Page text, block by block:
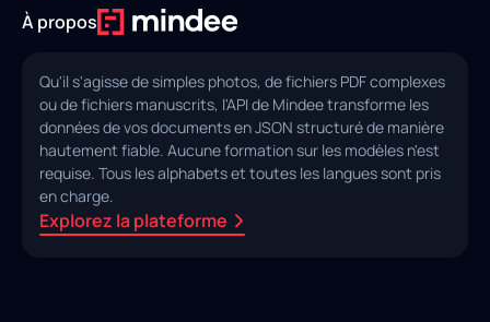
À propos
Qu'il s'agisse de simples photos, de fichiers PDF complexes
ou de fichiers manuscrits, l'API de Mindee transforme les
données de vos documents en JSON structuré de manière
hautement fiable. Aucune formation sur les modèles n'est
requise. Tous les alphabets et toutes les langues sont pris
en charge.
Explorez la plateforme